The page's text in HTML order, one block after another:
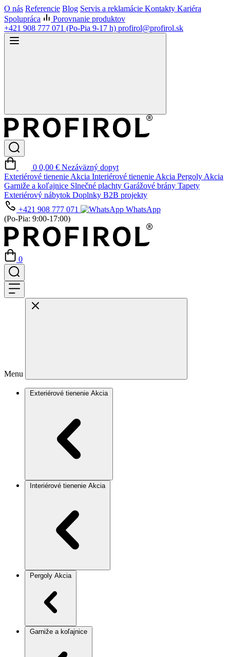
O nás Referencie Blog Servis a reklamácie Kontakty Kariéra
Spolupráca
Porovnanie produktov
+421 908 777 071 (Po-Pia 9-17 h) profirol@profirol.sk
0 0,00 € Nezáväzný dopyt
Exteriérové tienenie Akcia Interiérové tienenie Akcia Pergoly Akcia
Garniže a koľajnice Slnečné plachty Garážové brány Tapety
Exteriérový nábytok Doplnky B2B projekty
+421 908 777 071
WhatsApp
(Po-Pia: 9:00-17:00)
0
Menu
Exteriérové tienenie Akcia
Interiérové tienenie Akcia
Pergoly Akcia
Garniže a koľajnice